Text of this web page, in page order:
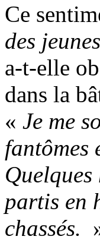
Ce
des
a-t-elle
dans la
« Je me
fantômes
partis en
chassés.